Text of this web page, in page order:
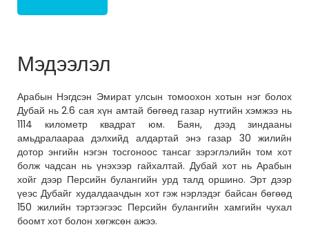
Мэдээлэл
Арабын Нэгдсэн Эмират улсын томоохон хотын нэг болох
Дубай нь 2.6 сая хүн амтай бөгөөд газар нутгийн хэмжээ нь
1114 километр квадрат юм. Баян, дээд зиндааны
амьдралаараа дэлхийд алдартай энэ газар 30 жилийн
дотор энгийн нэгэн тосгоноос тансаг зэрэглэлийн том хот
болж чадсан нь үнэхээр гайхалтай. Дубай хот нь Арабын
хойг дээр Персийн булангийн урд талд оршино. Эрт дээр
үеэс Дубайг худалдаачдын хот гэж нэрлэдэг байсан бөгөөд
150 жилийн тэртээгээс Персийн булангийн хамгийн чухал
боомт хот болон хөгжсөн ажээ.